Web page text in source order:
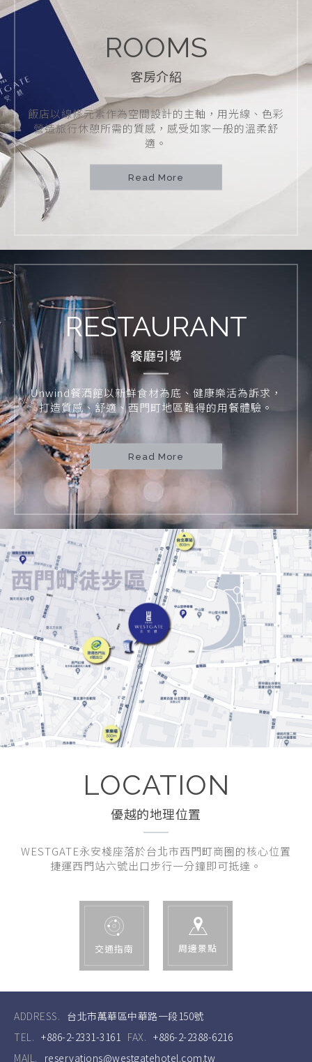
ROOMS
客房介紹
飯店以線條元素作為空間設計的主軸，用光線、色彩
營造旅行休憩所需的質感，感受如家一般的溫柔舒
適。
Read More
RESTAURANT
餐廳引導
Unwind餐酒館以新鮮食材為底、健康樂活為訴求，
打造質感、舒適、西門町地區難得的用餐體驗。
Read More
LOCATION
優越的地理位置
WESTGATE永安棧座落於台北市西門町商圈的核心位置
捷運西門站六號出口步行一分鐘即可抵達。
交通指南 周邊景點
ADDRESS. 台北市萬華區中華路一段150號
TEL. +886-2-2331-3161 FAX. +886-2-2388-6216
MAIL.
reservations@westgatehotel.com.tw